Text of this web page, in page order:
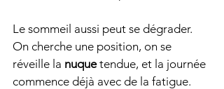
Le sommeil aussi peut se dégrader.
On cherche une position, on se
réveille la nuque tendue, et la journée
commence déjà avec de la fatigue.